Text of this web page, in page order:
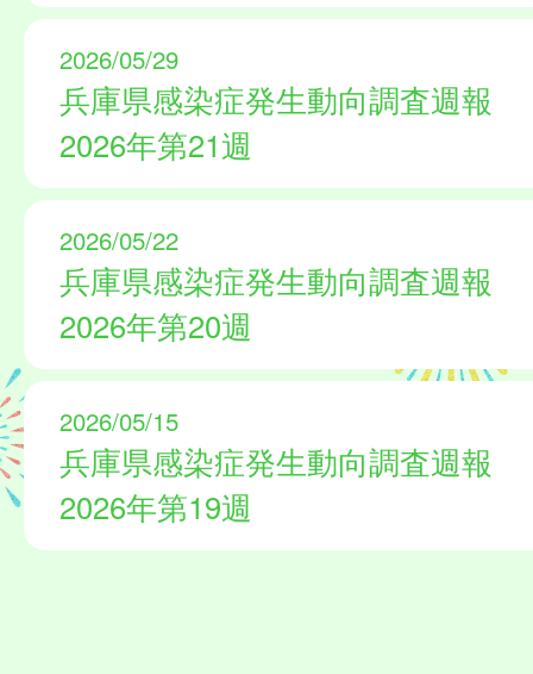
2026/05/29
兵庫県感染症発生動向調査週報
2026年第21週
2026/05/22
兵庫県感染症発生動向調査週報
2026年第20週
2026/05/15
兵庫県感染症発生動向調査週報
2026年第19週